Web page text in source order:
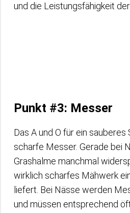
und die Leistungsfähigkeit
Punkt #3: Messer
Das A und O für ein sauberes
scharfe Messer. Gerade bei
Grashalme manchmal
wirklich scharfes Mähwerk
liefert. Bei Nässe werden
und müssen entsprechend